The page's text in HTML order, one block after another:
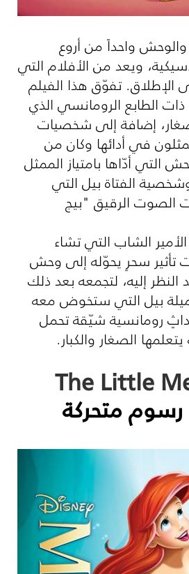
والوحش واحداً من أروع
ويعد من الأفلام التي
تفوّق هذا الفيلم
الطابع الرومانسي الذي
إضافة إلى شخصيات
في أدائها وكان من
التي أدّاها بامتياز الممثل
الفتاة بيل التي
الصوت الرقيق "بيج
الشاب التي تشاء
تأثير سحرٍ يحوّله إلى وحش
إليه، لتجمعه بعد ذلك
بيل التي ستخوض معه
رومانسية شيّقة تحمل
الصغار والكبار.
The Little
رسوم متحركة